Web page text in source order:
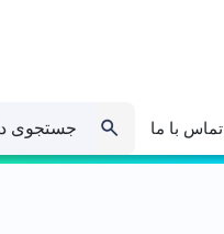
تماس با ما جستجوی